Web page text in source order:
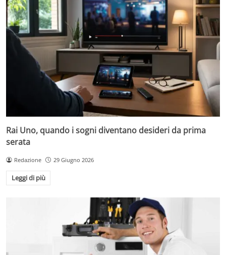
Rai Uno, quando i sogni diventano desideri da prima
serata
Redazione 29 Giugno 2026
Leggi di più